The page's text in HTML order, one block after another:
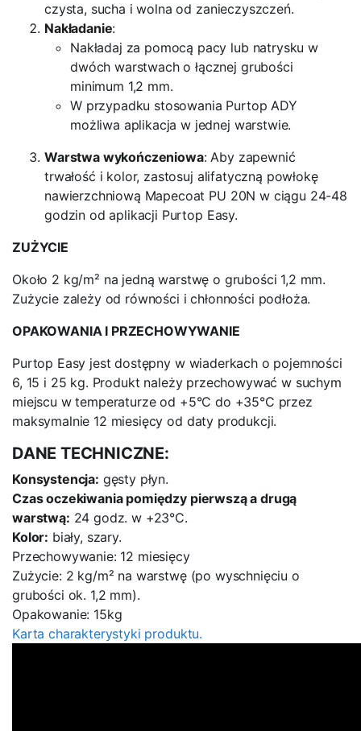
czysta, sucha i wolna od zanieczyszczeń.
Nakładanie:
Nakładaj za pomocą pacy lub natrysku w
dwóch warstwach o łącznej grubości
minimum 1,2 mm.
W przypadku stosowania Purtop ADY
możliwa aplikacja w jednej warstwie.
Warstwa wykończeniowa: Aby zapewnić
trwałość i kolor, zastosuj alifatyczną powłokę
nawierzchniową Mapecoat PU 20N w ciągu 24-48
godzin od aplikacji Purtop Easy.
ZUŻYCIE
Około 2 kg/m² na jedną warstwę o grubości 1,2 mm.
Zużycie zależy od równości i chłonności podłoża.
OPAKOWANIA I PRZECHOWYWANIE
Purtop Easy jest dostępny w wiaderkach o pojemności
6, 15 i 25 kg. Produkt należy przechowywać w suchym
miejscu w temperaturze od +5°C do +35°C przez
maksymalnie 12 miesięcy od daty produkcji.
DANE TECHNICZNE:
Konsystencja: gęsty płyn.
Czas oczekiwania pomiędzy pierwszą a drugą
warstwą: 24 godz. w +23°C.
Kolor: biały, szary.
Przechowywanie: 12 miesięcy
Zużycie: 2 kg/m² na warstwę (po wyschnięciu o
grubości ok. 1,2 mm).
Opakowanie: 15kg
Karta charakterystyki produktu.